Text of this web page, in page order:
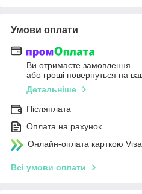
Умови оплати
Ви отримаєте замовлення
або гроші повернуться на
Детальніше
Післяплата
Оплата на рахунок
Онлайн-оплата карткою
Всі умови оплати